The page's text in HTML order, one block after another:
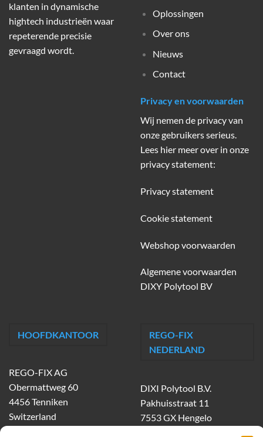
klanten in dynamische
hightech industrieën waar
repeterende precisie
gevraagd wordt.
Oplossingen
Over ons
Nieuws
Contact
Privacy en voorwaarden
Wij nemen de privacy van
onze gebruikers serieus.
Lees hier meer over in onze
privacy statement:
Privacy statement
Cookie statement
Webshop voorwaarden
Algemene voorwaarden
DIXY Polytool BV
HOOFDKANTOOR
REGO-FIX AG
Obermattweg 60
4456 Tenniken
Switzerland
REGO-FIX
NEDERLAND
DIXI Polytool B.V.
Pakhuisstraat 11
7553 GX Hengelo